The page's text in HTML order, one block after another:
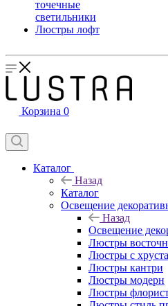
точечные
светильники
Люстры лофт
Корзина 0
Каталог
Назад
Каталог
Освещение
Назад
Освещение
Люстры
Люстры с
Люстры кантри
Люстры модерн
Люстры